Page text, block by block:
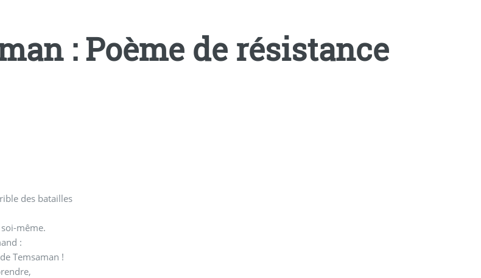
: Poème de résistance
des batailles
même.
:
Temsaman !